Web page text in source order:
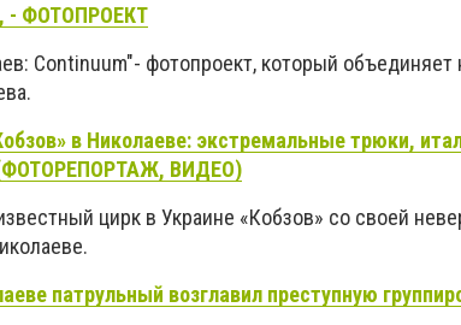
- ФОТОПРОЕКТ
Continuum"- фотопроект, который
в Николаеве: экстремальные трюки,
ВИДЕО)
цирк в Украине «Кобзов» со своей
патрульный возглавил преступную